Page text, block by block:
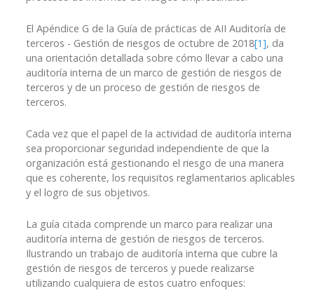
El Apéndice G de la Guía de prácticas de AII Auditoría de
terceros - Gestión de riesgos de octubre de 2018[1], da
una orientación detallada sobre cómo llevar a cabo una
auditoría interna de un marco de gestión de riesgos de
terceros y de un proceso de gestión de riesgos de
terceros.
Cada vez que el papel de la actividad de auditoría interna
sea proporcionar seguridad independiente de que la
organización está gestionando el riesgo de una manera
que es coherente, los requisitos reglamentarios aplicables
y el logro de sus objetivos.
La guía citada comprende un marco para realizar una
auditoría interna de gestión de riesgos de terceros.
Ilustrando un trabajo de auditoría interna que cubre la
gestión de riesgos de terceros y puede realizarse
utilizando cualquiera de estos cuatro enfoques: